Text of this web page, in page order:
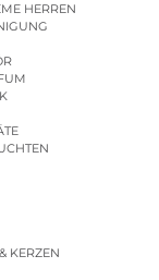
HERREN
KERZEN